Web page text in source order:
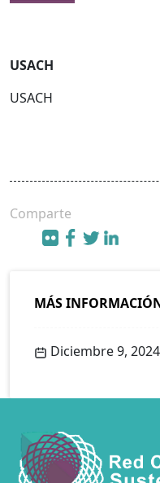
USACH
USACH
Comparte
MÁS
Diciembre 9, 2024